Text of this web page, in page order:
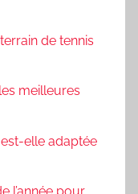
de tennis
meilleures
elle adaptée